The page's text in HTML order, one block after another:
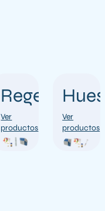
Regeneración
Ver
productos
Hueso
Ver
productos